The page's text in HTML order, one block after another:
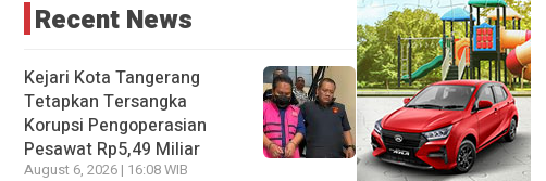
Recent News
Kejari Kota Tangerang
Tetapkan Tersangka
Korupsi Pengoperasian
Pesawat Rp5,49 Miliar
August 6, 2026 | 16:08 WIB